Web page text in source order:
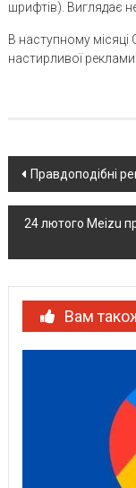
шрифтів). Виглядає
В наступному
настирливої ​​реклами.
Post
navigation
Правдоподібні
24 лютого Meizu
Вам